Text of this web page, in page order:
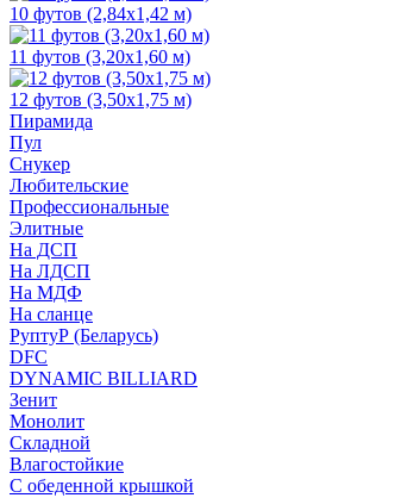
10 футов (2,84х1,42 м)
11 футов (3,20х1,60 м)
12 футов (3,50х1,75 м)
Пирамида
Пул
Снукер
Любительские
Профессиональные
Элитные
На ДСП
На ЛДСП
На МДФ
На сланце
РуптуР (Беларусь)
DFC
DYNAMIC BILLIARD
Зенит
Монолит
Складной
Влагостойкие
С обеденной крышкой